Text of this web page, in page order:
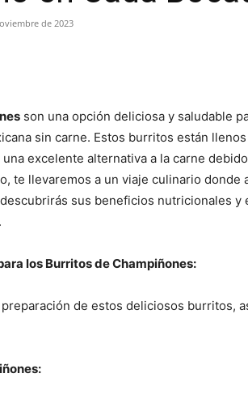
de 2023
son una opción deliciosa y saludable
sin carne. Estos burritos están
excelente alternativa a la carne
te llevaremos a un viaje culinario donde
sus beneficios nutricionales y
los Burritos de Champiñones:
de estos deliciosos burritos,